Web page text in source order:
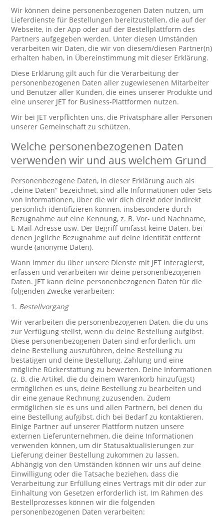
Wir können deine personenbezogenen Daten nutzen, um
Lieferdienste für Bestellungen bereitzustellen, die auf der
Webseite, in der App oder auf der Bestellplattform des
Partners aufgegeben werden. Unter diesen Umständen
verarbeiten wir Daten, die wir von diesem/diesen Partner(n)
erhalten haben, in Übereinstimmung mit dieser Erklärung.
Diese Erklärung gilt auch für die Verarbeitung der
personenbezogenen Daten aller zugewiesenen Mitarbeiter
und Benutzer aller Kunden, die eines unserer Produkte und
eine unserer JET for Business-Plattformen nutzen.
Wir bei JET verpflichten uns, die Privatsphäre aller Personen
unserer Gemeinschaft zu schützen.
Welche personenbezogenen Daten
verwenden wir und aus welchem Grund
Personenbezogene Daten, in dieser Erklärung auch als
„deine Daten“ bezeichnet, sind alle Informationen oder Sets
von Informationen, über die wir dich direkt oder indirekt
persönlich identifizieren können, insbesondere durch
Bezugnahme auf eine Kennung, z. B. Vor- und Nachname,
E-Mail-Adresse usw. Der Begriff umfasst keine Daten, bei
denen jegliche Bezugnahme auf deine Identität entfernt
wurde (anonyme Daten).
Wann immer du über unsere Dienste mit JET interagierst,
erfassen und verarbeiten wir deine personenbezogenen
Daten. JET kann deine personenbezogenen Daten für die
folgenden Zwecke verarbeiten:
1. Bestellvorgang
Wir verarbeiten die personenbezogenen Daten, die du uns
zur Verfügung stellst, wenn du deine Bestellung aufgibst.
Diese personenbezogenen Daten sind erforderlich, um
deine Bestellung auszuführen, deine Bestellung zu
bestätigen und deine Bestellung, Zahlung und eine
mögliche Rückerstattung zu bewerten. Deine Informationen
(z. B. die Artikel, die du deinem Warenkorb hinzufügst)
ermöglichen es uns, deine Bestellung zu bearbeiten und
dir eine genaue Rechnung zuzusenden. Zudem
ermöglichen sie es uns und allen Partnern, bei denen du
eine Bestellung aufgibst, dich bei Bedarf zu kontaktieren.
Einige Partner auf unserer Plattform nutzen unsere
externen Lieferunternehmen, die deine Informationen
verwenden können, um dir Statusaktualisierungen zur
Lieferung deiner Bestellung zukommen zu lassen.
Abhängig von den Umständen können wir uns auf deine
Einwilligung oder die Tatsache beziehen, dass die
Verarbeitung zur Erfüllung eines Vertrags mit dir oder zur
Einhaltung von Gesetzen erforderlich ist. Im Rahmen des
Bestellprozesses können wir die folgenden
personenbezogenen Daten verarbeiten: